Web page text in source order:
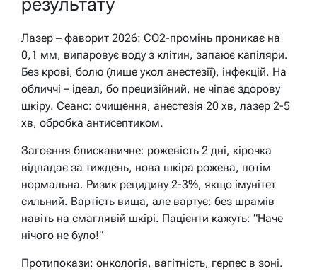
Лазер – фаворит 2026: CO2-промінь проникає на
0,1 мм, випаровує воду з клітин, запаює капіляри.
Без крові, болю (лише укол анестезії), інфекцій. На
обличчі – ідеал, бо прецизійний, не чіпає здорову
шкіру. Сеанс: очищення, анестезія 20 хв, лазер 2-5
хв, обробка антисептиком.
Загоєння блискавичне: рожевість 2 дні, кірочка
відпадає за тиждень, нова шкіра рожева, потім
нормальна. Ризик рецидиву 2-3%, якщо імунітет
сильний. Вартість вища, але вартує: без шрамів
навіть на смаглявій шкірі. Пацієнти кажуть: “Наче
нічого не було!”
Протипокази: онкологія, вагітність, герпес в зоні.